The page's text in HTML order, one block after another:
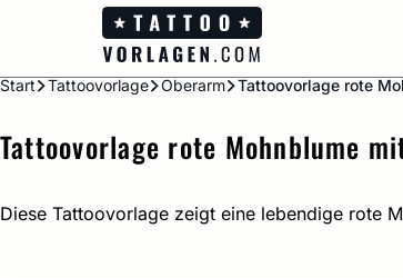
Start Tattoovorlage Oberarm Tattoovorlage rote
Tattoovorlage rote Mohnblume
Diese Tattoovorlage zeigt eine lebendige rote